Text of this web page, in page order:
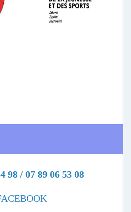
98 / 07 89 06 53 08